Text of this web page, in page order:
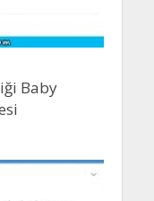
Baby